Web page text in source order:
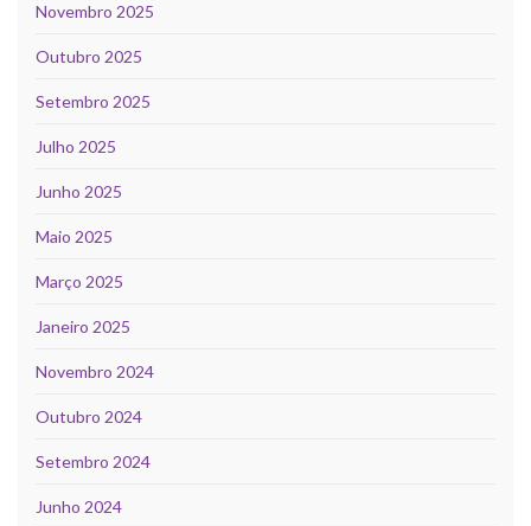
Novembro 2025
Outubro 2025
Setembro 2025
Julho 2025
Junho 2025
Maio 2025
Março 2025
Janeiro 2025
Novembro 2024
Outubro 2024
Setembro 2024
Junho 2024